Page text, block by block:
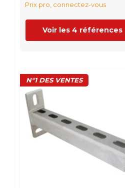
Prix pro, connectez-vous
Voir les 4 références
N°1 DES VENTES